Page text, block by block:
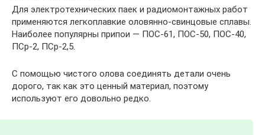
Для электротехнических паек и радиомонтажных работ
применяются легкоплавкие оловянно-свинцовые сплавы.
Наиболее популярны припои — ПОС-61, ПОС-50, ПОС-40,
ПСр-2, ПСр-2,5.
С помощью чистого олова соединять детали очень
дорого, так как это ценный материал, поэтому
используют его довольно редко.